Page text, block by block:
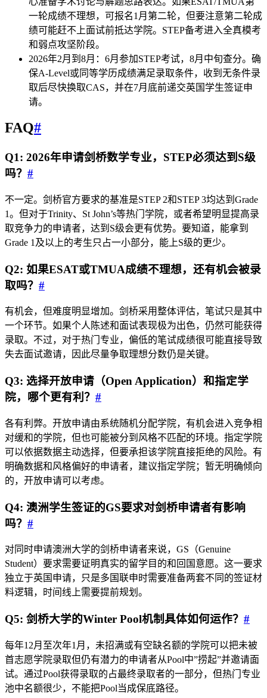
一轮成绩不理想，可报名1月第二轮，但要注意第二轮成
绩可能赶不上面试前抵达学院。STEP备考进入全真模考
和弱点攻坚阶段。
2026年2月到8月：6月参加STEP考试，8月中旬查分。确
保A-Level或同等学历成绩满足录取条件，收到无条件录
取后尽快换取CAS，并在7月底前递交英国学生签证申
请。
FAQ#
Q1: 2026年申请剑桥数学专业，STEP必须达到S级
吗？ #
不一定。剑桥官方要求的基准是STEP 2和STEP 3均达到Grade
1。但对于Trinity、St John’s等热门学院，或者希望明显提高录
取竞争力的申请者，达到S级会更有优势。要知道，能拿到
Grade 1及以上的考生只占一小部分，能上S级的更少。
Q2: 如果ESAT或TMUA成绩不理想，还有机会被录
取吗？ #
有机会，但难度明显增加。剑桥采用整体评估，笔试只是其中
一个环节。如果个人陈述和面试表现极为出色，仍然可能获得
录取。不过，对于热门专业，偏低的笔试成绩很可能直接导致
失去面试邀请，因此尽量争取理想分数仍是关键。
Q3: 选择开放申请（Open Application）和指定学
院，哪个更有利？ #
各有利弊。开放申请由系统随机分配学院，有机会进入竞争相
对缓和的学院，但也可能被分到风格不匹配的环境。指定学院
可以依据数据主动选择，但要承担该学院直接拒绝的风险。有
明确数据和风格偏好的申请者，建议指定学院；暂无明确倾向
的，开放申请可以考虑。
Q4: 澳洲学生签证的GS要求对剑桥申请者有影响
吗？ #
对同时申请澳洲大学的剑桥申请者来说，GS（Genuine
Student）要求需要证明真实的留学目的和回国意愿。这一要求
独立于英国申请，只是多国联申时需要准备两套不同的签证材
料逻辑，时间线上需要提前规划。
Q5: 剑桥大学的Winter Pool机制具体如何运作？ #
每年12月至次年1月，未招满或有空缺名额的学院可以把未被
首志愿学院录取但仍有潜力的申请者从Pool中”捞起”并邀请面
试。通过Pool获得录取的占最终录取者的一部分，但热门专业
池中名额很少，不能把Pool当成保底路径。